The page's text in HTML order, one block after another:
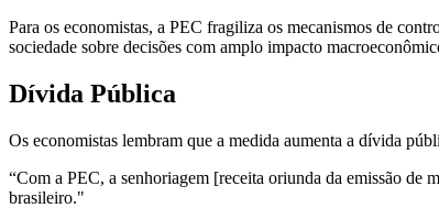
Para os economistas, a PEC fragiliza os mecanismos de
sociedade sobre decisões com amplo impacto
Dívida Pública
Os economistas lembram que a medida aumenta a dívida
“Com a PEC, a senhoriagem [receita oriunda da emissão de
brasileiro."